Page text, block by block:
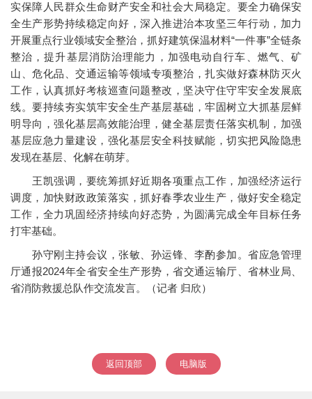
实保障人民群众生命财产安全和社会大局稳定。要全力确保安
全生产形势持续稳定向好，深入推进治本攻坚三年行动，加力
开展重点行业领域安全整治，抓好建筑保温材料“一件事”全链条
整治，提升基层消防治理能力，加强电动自行车、燃气、矿
山、危化品、交通运输等领域专项整治，扎实做好森林防灭火
工作，认真抓好考核巡查问题整改，坚决守住守牢安全发展底
线。要持续夯实筑牢安全生产基层基础，牢固树立大抓基层鲜
明导向，强化基层高效能治理，健全基层责任落实机制，加强
基层应急力量建设，强化基层安全科技赋能，切实把风险隐患
发现在基层、化解在萌芽。
王凯强调，要统筹抓好近期各项重点工作，加强经济运行
调度，加快财政政策落实，抓好春季农业生产，做好安全稳定
工作，全力巩固经济持续向好态势，为圆满完成全年目标任务
打牢基础。
孙守刚主持会议，张敏、孙运锋、李酌参加。省应急管理
厅通报2024年全省安全生产形势，省交通运输厅、省林业局、
省消防救援总队作交流发言。（记者 归欣）
返回顶部 电脑版